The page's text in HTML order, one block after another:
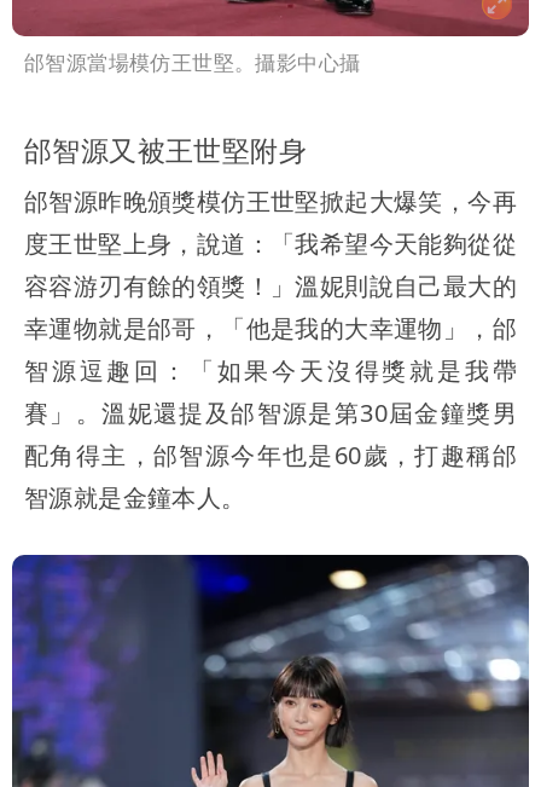
邰智源當場模仿王世堅。攝影中心攝
邰智源又被王世堅附身
邰智源昨晚頒獎模仿王世堅掀起大爆笑，今再
度王世堅上身，說道：「我希望今天能夠從從
容容游刃有餘的領獎！」溫妮則說自己最大的
幸運物就是邰哥，「他是我的大幸運物」，邰
智源逗趣回：「如果今天沒得獎就是我帶
賽」。溫妮還提及邰智源是第30屆金鐘獎男
配角得主，邰智源今年也是60歲，打趣稱邰
智源就是金鐘本人。